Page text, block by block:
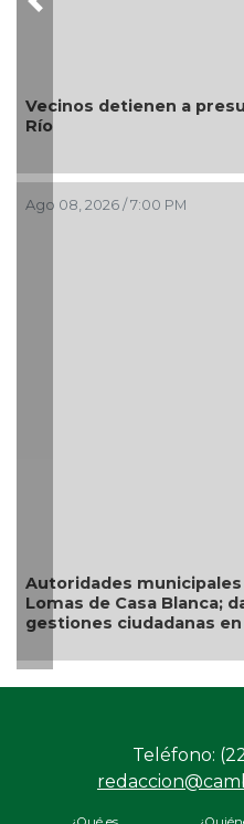
Vecinos detienen a
Río
Ago 08, 2026 / 7:00 PM
Autoridades municipales
Lomas de Casa Blanca;
gestiones ciudadanas en
Previous
Teléfono: